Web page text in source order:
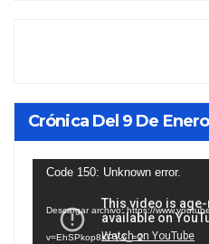
Crónica Del 9 De
Reproductor
vídeo
Code 150: Unknown error.
Descargar archivo: https://
v=EhSPkop8KPY&_=2